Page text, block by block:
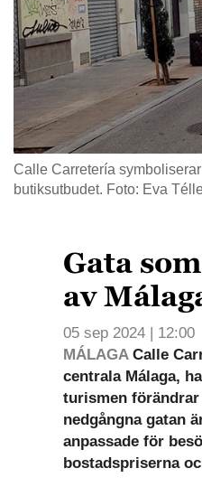
Calle Carretería
butiksutbudet. Foto: Eva
Gata
av
05 sep 2024 | 12:00
MÁLAGACalle
centrala Málaga,
turismen
nedgångna gatan
anpassade för
bostadspriserna